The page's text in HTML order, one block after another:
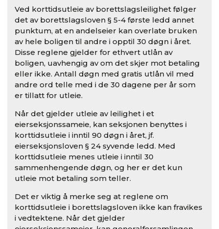
Ved korttidsutleie av borettslagsleilighet følger
det av borettslagsloven § 5-4 første ledd annet
punktum, at en andelseier kan overlate bruken
av hele boligen til andre i opptil 30 døgn i året.
Disse reglene gjelder for ethvert utlån av
boligen, uavhengig av om det skjer mot betaling
eller ikke. Antall døgn med gratis utlån vil med
andre ord telle med i de 30 dagene per år som
er tillatt for utleie.
Når det gjelder utleie av leilighet i et
eierseksjonssameie, kan seksjonen benyttes i
korttidsutleie i inntil 90 døgn i året, jf.
eierseksjonsloven § 24 syvende ledd. Med
korttidsutleie menes utleie i inntil 30
sammenhengende døgn, og her er det kun
utleie mot betaling som teller.
Det er viktig å merke seg at reglene om
korttidsutleie i borettslagsloven ikke kan fravikes
i vedtektene. Når det gjelder